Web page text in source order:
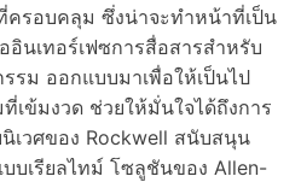
รอบคลุม ซึ่งน่าจะทำหน้าที่เป็น
นเทอร์เฟซการสื่อสารสำหรับ
รม ออกแบบมาเพื่อให้เป็นไป
เข้มงวด ช่วยให้มั่นใจได้ถึงการ
เวศของ Rockwell สนับสนุน
บเรียลไทม์ โซลูชันของ Allen-